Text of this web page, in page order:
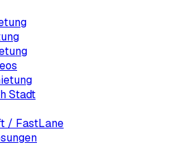
Stadt
/ FastLane